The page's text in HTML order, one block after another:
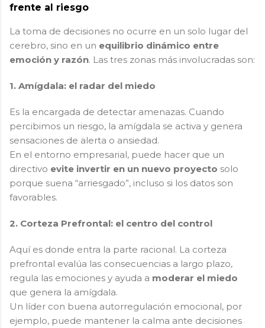
frente al riesgo
La toma de decisiones no ocurre en un solo lugar del
cerebro, sino en un equilibrio dinámico entre
emoción y razón. Las tres zonas más involucradas son:
1. Amígdala: el radar del miedo
Es la encargada de detectar amenazas. Cuando
percibimos un riesgo, la amígdala se activa y genera
sensaciones de alerta o ansiedad.
En el entorno empresarial, puede hacer que un
directivo evite invertir en un nuevo proyecto solo
porque suena “arriesgado”, incluso si los datos son
favorables.
2. Corteza Prefrontal: el centro del control
Aquí es donde entra la parte racional. La corteza
prefrontal evalúa las consecuencias a largo plazo,
regula las emociones y ayuda a moderar el miedo
que genera la amígdala.
Un líder con buena autorregulación emocional, por
ejemplo, puede mantener la calma ante decisiones